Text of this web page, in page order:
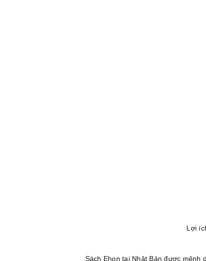
Lợi
Sách Ehon tại Nhật Bản được mệnh